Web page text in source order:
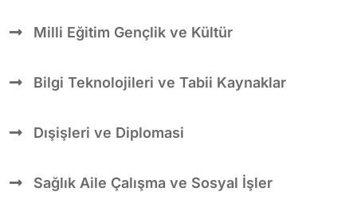
Milli Eğitim Gençlik ve Kültür
Bilgi Teknolojileri ve Tabii Kaynaklar
Dışişleri ve Diplomasi
Sağlık Aile Çalışma ve Sosyal İşler